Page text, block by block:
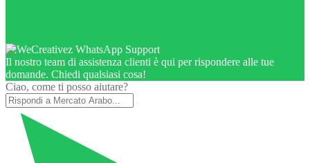
Il nostro team di assistenza clienti è qui per rispondere alle tue
domande. Chiedi qualsiasi cosa!
Ciao, come ti posso aiutare?